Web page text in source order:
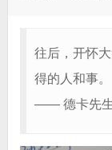
往后，开怀
得的人和事。
—— 德卡先